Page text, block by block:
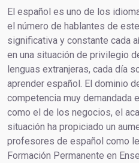
El español es uno de los
el número de hablantes de
significativa y constante cada
en una situación de privilegio
lenguas extranjeras, cada día
aprender español. El dominio
competencia muy demandada
como el de los negocios, el
situación ha propiciado un
profesores de español como
Formación Permanente en